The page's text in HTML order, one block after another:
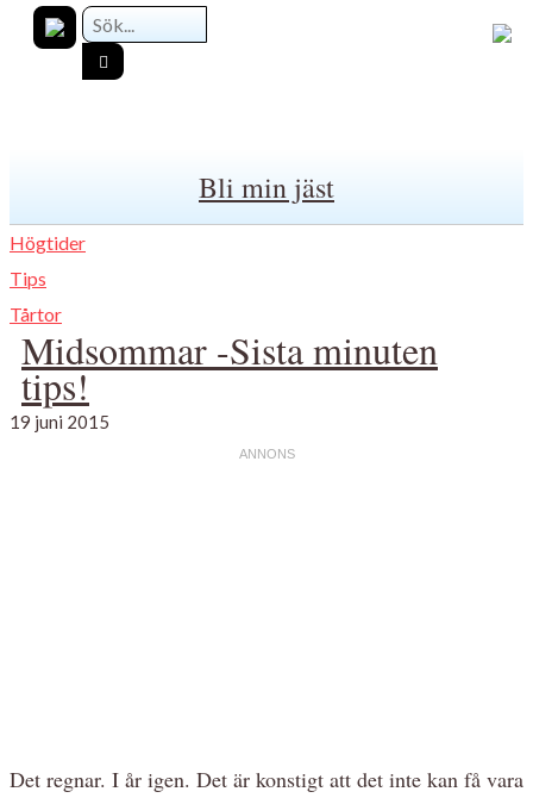
Bli min jäst
Högtider
Tips
Tårtor
Midsommar -Sista minuten
tips!
19 juni 2015
Det regnar. I år igen. Det är konstigt att det inte kan få vara